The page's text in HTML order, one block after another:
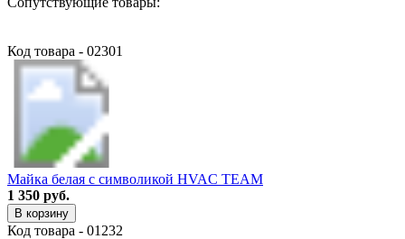
Код товара - 02301
Майка белая с символикой HVAC TEAM
1 350 руб.
В корзину
Код товара - 01232